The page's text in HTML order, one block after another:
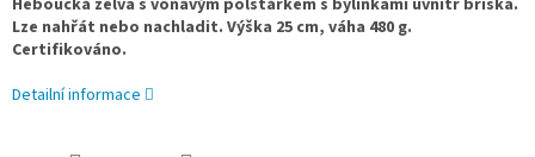
Heboučká želva s voňavým polštářkem s bylinkami uvnitř bříška.
Lze nahřát nebo nachladit. Výška 25 cm, váha 480 g.
Certifikováno.
Detailní informace